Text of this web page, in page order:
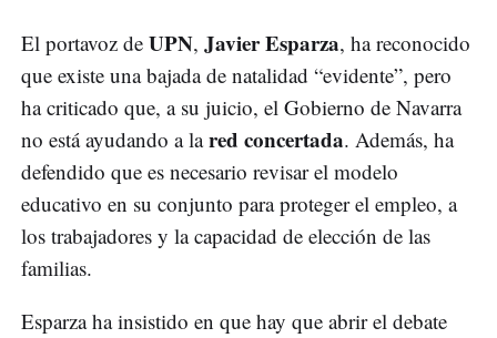
El portavoz de UPN, Javier Esparza, ha reconocido
que existe una bajada de natalidad “evidente”, pero
ha criticado que, a su juicio, el Gobierno de Navarra
no está ayudando a lared concertada. Además, ha
defendido que es necesario revisar el modelo
educativo en su conjunto para proteger el empleo, a
los trabajadores y la capacidad de elección de las
familias.
Esparza ha insistido en que hay que abrir el debate